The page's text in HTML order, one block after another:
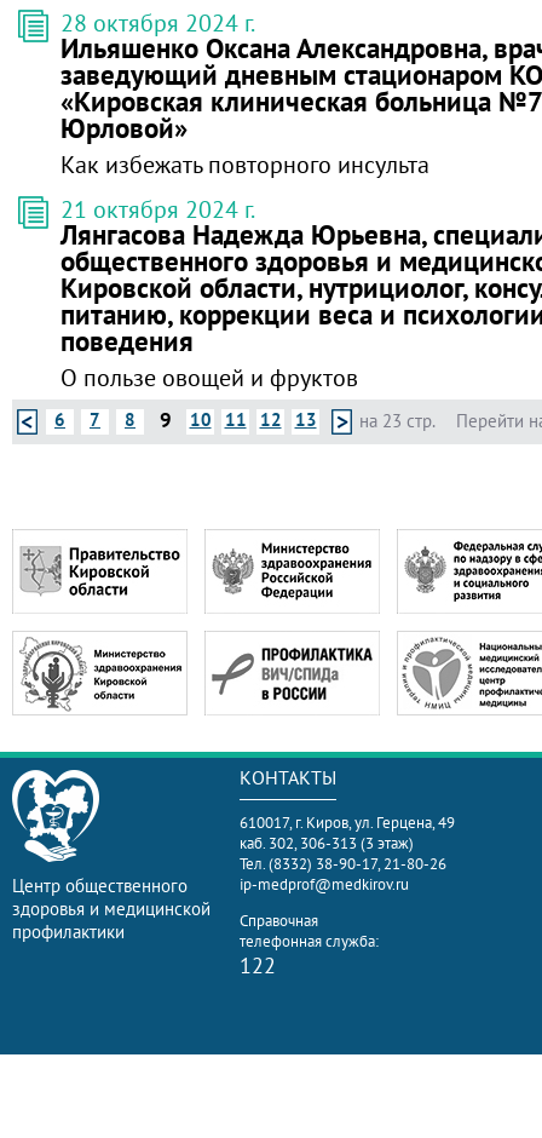
28 октября 2024 г.
Ильяшенко Оксана Александровна,
заведующий дневным стационаром
«Кировская клиническая больница
Юрловой»
Как избежать повторного инсульта
21 октября 2024 г.
Лянгасова Надежда Юрьевна,
общественного здоровья и
Кировской области, нутрициолог,
питанию, коррекции веса и
поведения
О пользе овощей и фруктов
Перейти
6 7 8 9 10 11 12 13 на 23 стр.
Центр общественного
здоровья и медицинской
профилактики
КОНТАКТЫ
610017, г. Киров, ул. Герцена, 49
каб. 302, 306-313 (3 этаж)
Тел. (8332) 38-90-17, 21-80-26
ip-medprof@medkirov.ru
Справочная
телефонная служба:
122